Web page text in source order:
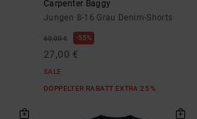
Carpenter Baggy
Jungen 8-16 Grau Denim-Shorts
60,00 € 55%
27,00 €
SALE
DOPPELTER RABATT EXTRA 25 %